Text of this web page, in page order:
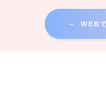
→ WEB